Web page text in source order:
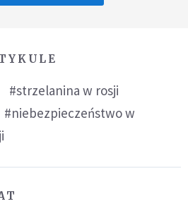
#strzelanina w rosji
#niebezpieczeństwo w